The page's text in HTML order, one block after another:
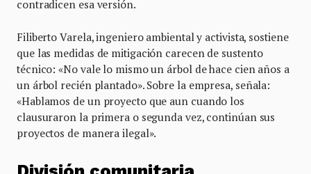
contradicen esa versión.
Filiberto Varela, ingeniero ambiental y activista, sostiene
que las medidas de mitigación carecen de sustento
técnico: «No vale lo mismo un árbol de hace cien años a
un árbol recién plantado». Sobre la empresa, señala:
«Hablamos de un proyecto que aun cuando los
clausuraron la primera o segunda vez, continúan sus
proyectos de manera ilegal».